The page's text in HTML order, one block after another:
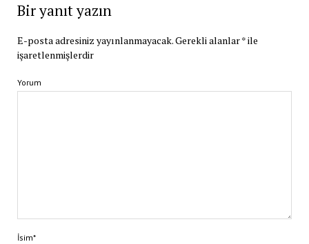
Bir yanıt yazın
E-posta adresiniz yayınlanmayacak.Gerekli alanlar*ile
işaretlenmişlerdir
Yorum
İsim*